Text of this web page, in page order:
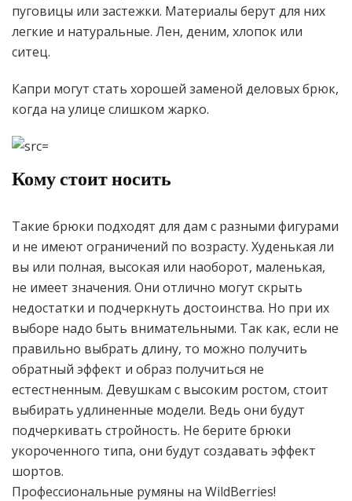
пуговицы или застежки. Материалы берут для них
легкие и натуральные. Лен, деним, хлопок или
ситец.
Капри могут стать хорошей заменой деловых брюк,
когда на улице слишком жарко.
Кому стоит носить
Такие брюки подходят для дам с разными фигурами
и не имеют ограничений по возрасту. Худенькая ли
вы или полная, высокая или наоборот, маленькая,
не имеет значения. Они отлично могут скрыть
недостатки и подчеркнуть достоинства. Но при их
выборе надо быть внимательными. Так как, если не
правильно выбрать длину, то можно получить
обратный эффект и образ получиться не
естестненным. Девушкам с высоким ростом, стоит
выбирать удлиненные модели. Ведь они будут
подчеркивать стройность. Не берите брюки
укороченного типа, они будут создавать эффект
шортов.
Профессиональные румяны на WildBerries!